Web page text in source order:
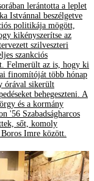
lerántotta a leplet
Istvánnal beszélgetve
politikája mögött,
kikényszerítse az
szilveszteri
szankciós
Felmerült az is, hogy ki
finomítóját több hónap
órával sikerült
behegeszteni. A
és a kormány
'56 Szabadságharcos
sőt, komoly
Imre között.